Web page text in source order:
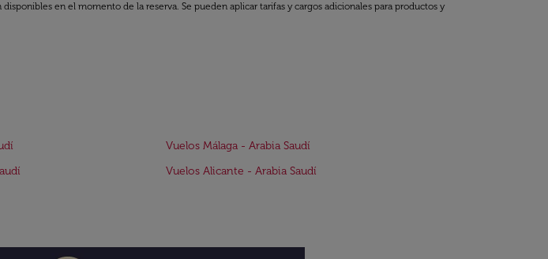
en el momento de la reserva. Se pueden aplicar tarifas y cargos adicionales para productos y
Vuelos Málaga - Arabia Saudí
Vuelos Alicante - Arabia Saudí